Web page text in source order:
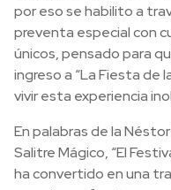
por eso se habilito a
preventa especial con
únicos, pensado para
ingreso a “La Fiesta de
vivir esta experiencia
En palabras de la
Salitre Mágico, “El
ha convertido en una